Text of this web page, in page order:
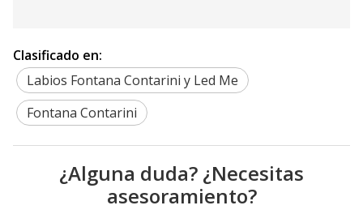
Clasificado en:
Labios Fontana Contarini y Led Me
Fontana Contarini
¿Alguna duda? ¿Necesitas
asesoramiento?